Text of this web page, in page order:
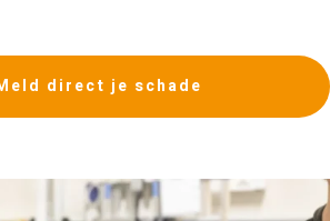
direct je schade